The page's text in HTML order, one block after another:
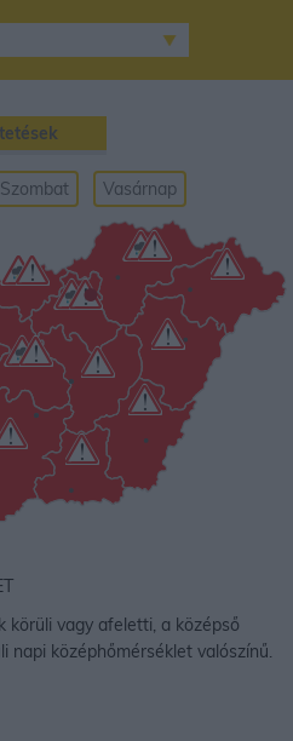
Szombat Vasárnap
•
körüli vagy afeletti, a középső
napi középhőmérséklet valószínű.